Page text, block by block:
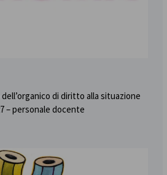
di diritto alla situazione
– personale docente